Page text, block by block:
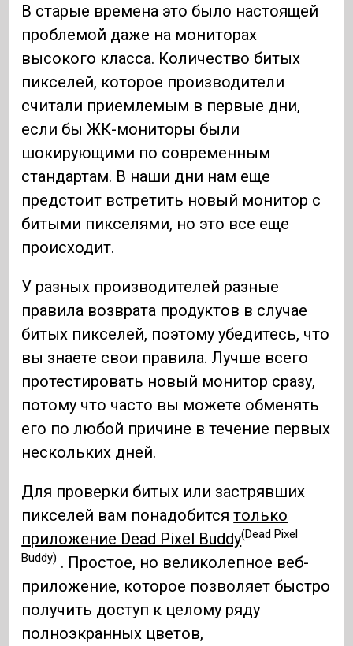
В старые времена это было настоящей
проблемой даже на мониторах
высокого класса. Количество битых
пикселей, которое производители
считали приемлемым в первые дни,
если бы ЖК-мониторы были
шокирующими по современным
стандартам. В наши дни нам еще
предстоит встретить новый монитор с
битыми пикселями, но это все еще
происходит.
У разных производителей разные
правила возврата продуктов в случае
битых пикселей, поэтому убедитесь, что
вы знаете свои правила. Лучше всего
протестировать новый монитор сразу,
потому что часто вы можете обменять
его по любой причине в течение первых
нескольких дней.
Для проверки битых или застрявших
пикселей вам понадобитсятолько
приложение Dead Pixel Buddy(Dead Pixel
Buddy) . Простое, но великолепное веб-
приложение, которое позволяет быстро
получить доступ к целому ряду
полноэкранных цветов,